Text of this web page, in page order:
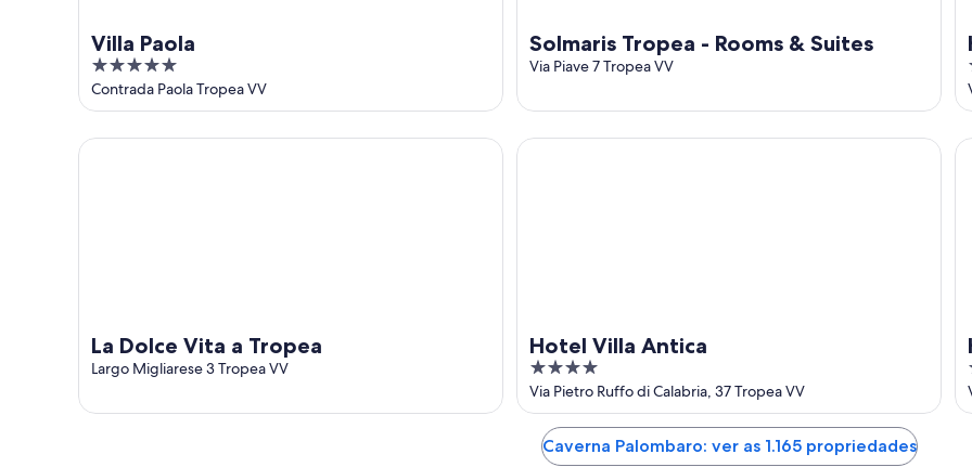
Villa Paola
5
out
of
5
Contrada Paola Tropea VV
Solmaris Tropea - Rooms & Suites
Via Piave 7 Tropea VV
La Dolce Vita a Tropea
Largo Migliarese 3 Tropea VV
La Dolce Vita a Tropea
Hotel Villa Antica
4
out
of
Via Pietro Ruffo di Calabria, 37 Tropea VV
Hotel Villa Antica
Caverna Palombaro: ver as 1.165 propriedades